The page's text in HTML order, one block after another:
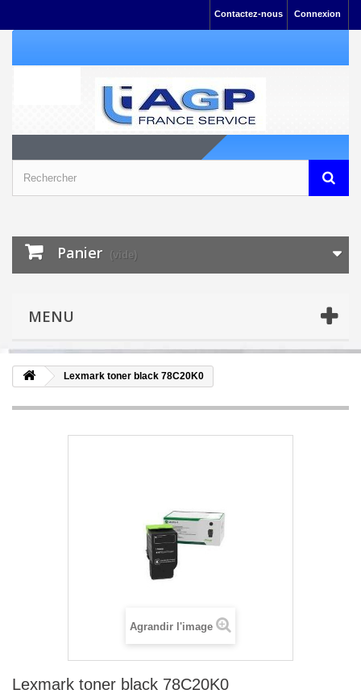
Connexion
Contactez-nous
Panier (vide)
MENU
Lexmark toner black 78C20K0
Agrandir l'image
Lexmark toner black 78C20K0